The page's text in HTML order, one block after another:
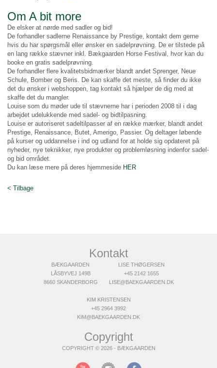
Om A bit more
De elsker at nørde med sadler og bid!
De forhandler sadlerne Renaissance by Prestige, kontakt dem gerne
hvis du har spørgsmål eller ønsker en sadelprøvning. De er tilstede på
en lang række stævner inkl. Bækgaarden Horse Festival, hvor kan du
booke en gratis sadelprøvning.
De forhandler flere kvalitetsbidmærker blandt andet Sprenger, Neue
Schule, Bomber og Beris. De kan skaffe det meste, så finder du ikke
det du ønsker i webshoppen, tag kontakt så hjælper de dig med at
skaffe det du mangler.
Louise som du møder ude til stævnerne har i perioden 2008 til i dag
arbejdet udelukkende med sadel- og bidtilpasning.
Louise er autoriseret sadeltilpasser af en række mærker, blandt andet
Prestige, Renaissance, Butet, Amerigo, Passier. Og deltager løbende
på kurser og uddannelse i ind og udland for at holde sig opdateret på
nyheder, nye teknikker, nye produkter og problemløsning indenfor sadel-
og bid området.
Du kan læse mere på deres hjemmeside HER
< Tilbage
Kontakt
BÆKGAARDEN
LÅSBYVEJ 149B
8660 SKANDERBORG
LISE THØGERSEN
+45 2142 1655
LISE@BAEKGAARDEN.DK
KIM KRISTENSEN
+45 2964 3992
KIM@BAEKGAARDEN.DK
Copyright
COPYRIGHT © 2026 - BÆKGAARDEN